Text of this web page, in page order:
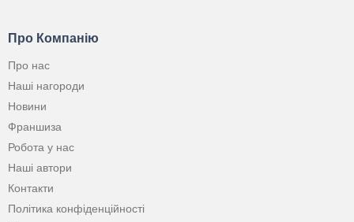
Про Компанію
Про нас
Наші нагороди
Новини
Франшиза
Робота у нас
Наші автори
Контакти
Політика конфіденційності